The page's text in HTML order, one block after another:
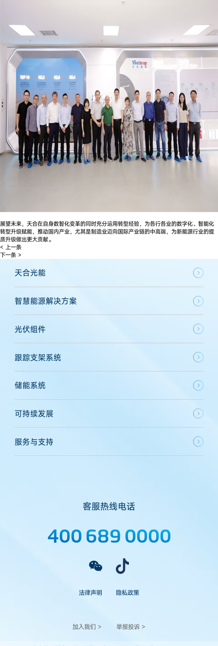
展望未来，天合在自身数智化变革的同时充分运用转型经验，为各行各业的数字化、智能化
转型升级赋能，推动国内产业，尤其是制造业迈向国际产业链的中高端，为新能源行业的提
质升级做出更大贡献。
< 上一条
下一条 >
天合光能
智慧能源解决方案
光伏组件
跟踪支架系统
储能系统
可持续发展
服务与支持
客服热线电话
400 689 0000
法律声明 隐私政策
加入我们 > 举报投诉 >